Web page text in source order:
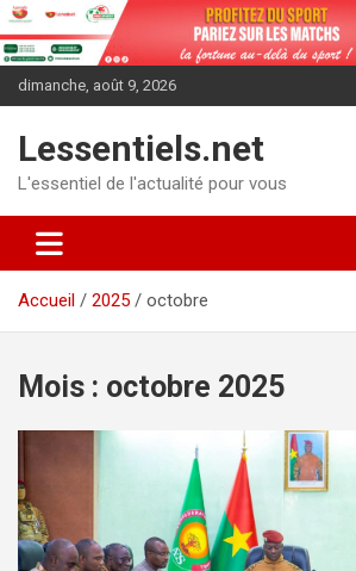
Aller
au
contenu
dimanche, août 9, 2026
Lessentiels.net
L'essentiel de l'actualité pour vous
Accueil 2025 octobre
Mois : octobre 2025